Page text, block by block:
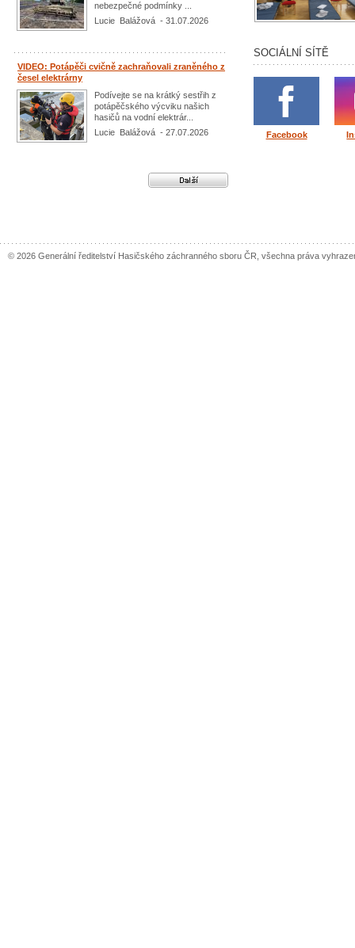
nebezpečné podmínky ...
Lucie Balážová - 31.07.2026
VIDEO: Potápěči cvičně zachraňovali zraněného z
česel elektrárny
Podívejte se na krátký sestřih z
potápěčského výcviku našich
hasičů na vodní elektrár...
Lucie Balážová - 27.07.2026
Další aktuality
SOCIÁLNÍ SÍTĚ
Facebook
© 2026 Generální ředitelství Hasičského záchranného sboru ČR, všechna práva